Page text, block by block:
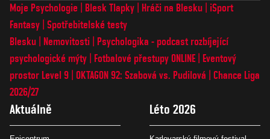
Moje Psychologie Blesk Tlapky Hráči na Blesku
iSport
Fantasy Spotřebitelské testy
Blesku
Nemovitosti
Psychologika - podcast rozbíjející
psychologické mýty
Fotbalové přestupy ONLINE
Eventový
prostor Level 9 OKTAGON 92: Szabová vs. Pudilová
Chance Liga
2026/27
Aktuálně Léto 2026